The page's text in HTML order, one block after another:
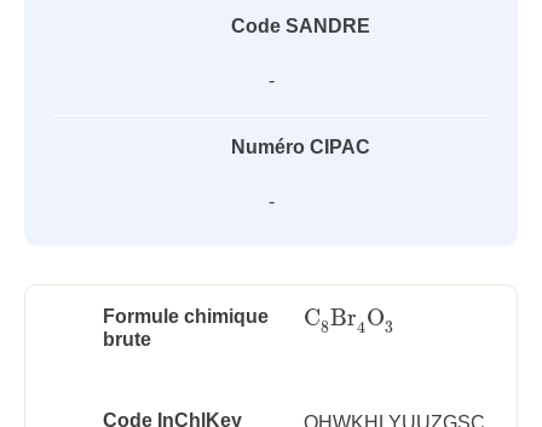
Code SANDRE
-
Numéro CIPAC
-
Formule chimique
brute
C8Br4O3
C8Br4O3
Code InChlKey QHWKHLYUUZGSC